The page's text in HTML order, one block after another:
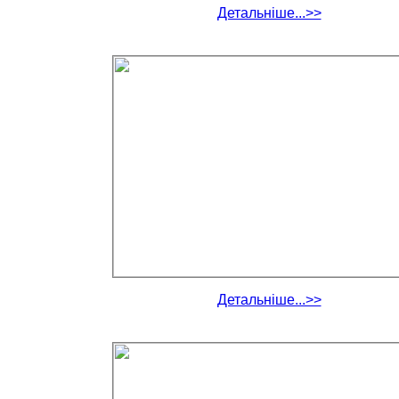
Детальніше...>>
Детальніше...>>